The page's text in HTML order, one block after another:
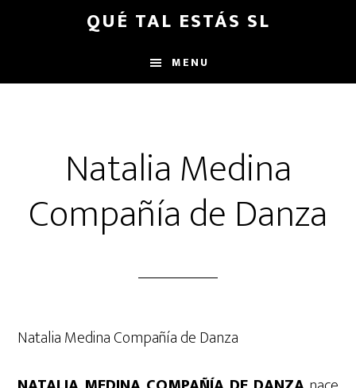
principal
de
QUÉ TAL ESTÁS SL
MENU
Natalia Medina
Compañía de Danza
Natalia Medina Compañía de Danza